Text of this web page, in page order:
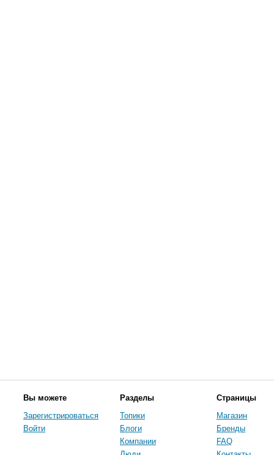
Вы можете
Зарегистрироваться
Войти
Разделы
Топики
Блоги
Компании
Страницы
Магазин
Бренды
FAQ